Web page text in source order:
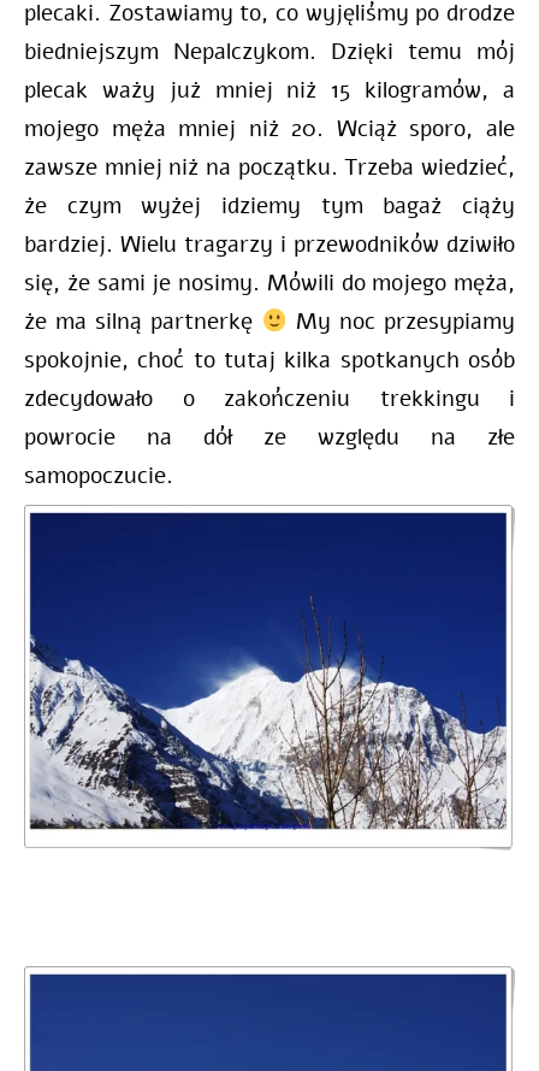
plecaki. Zostawiamy to, co wyjęliśmy po drodze
biedniejszym Nepalczykom. Dzięki temu mój
plecak waży już mniej niż 15 kilogramów, a
mojego męża mniej niż 20. Wciąż sporo, ale
zawsze mniej niż na początku. Trzeba wiedzieć,
że czym wyżej idziemy tym bagaż ciąży
bardziej. Wielu tragarzy i przewodników dziwiło
się, że sami je nosimy. Mówili do mojego męża,
że ma silną partnerkę
My noc przesypiamy
spokojnie, choć to tutaj kilka spotkanych osób
zdecydowało o zakończeniu trekkingu i
powrocie na dół ze względu na złe
samopoczucie.